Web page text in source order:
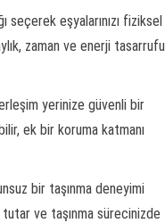
seçerek eşyalarınızı fiziksel
zaman ve enerji tasarrufu
yerinize güvenli bir
ek bir koruma katmanı
bir taşınma deneyimi
ve taşınma sürecinizde